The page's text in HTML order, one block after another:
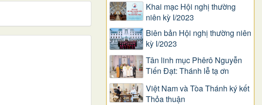
Khai mạc Hội nghị thường
niên kỳ I/2023
Biên bản Hội nghị thường niên
kỳ I/2023
Tân linh mục Phêrô Nguyễn
Tiến Đạt: Thánh lễ tạ ơn
Việt Nam và Tòa Thánh ký kết
Thỏa thuận